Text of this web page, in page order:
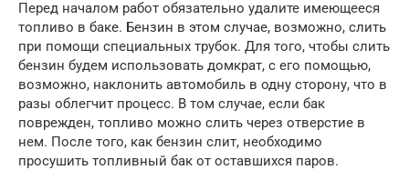
Перед началом работ обязательно удалите имеющееся
топливо в баке. Бензин в этом случае, возможно, слить
при помощи специальных трубок. Для того, чтобы слить
бензин будем использовать домкрат, с его помощью,
возможно, наклонить автомобиль в одну сторону, что в
разы облегчит процесс. В том случае, если бак
поврежден, топливо можно слить через отверстие в
нем. После того, как бензин слит, необходимо
просушить топливный бак от оставшихся паров.